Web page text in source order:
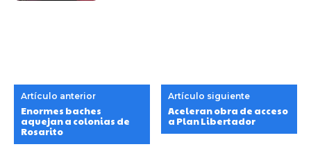
Artículo anterior
Enormes baches
aquejan a colonias de
Rosarito
Artículo siguiente
Aceleran obra de acceso
a Plan Libertador